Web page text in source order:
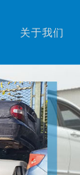
关于我们